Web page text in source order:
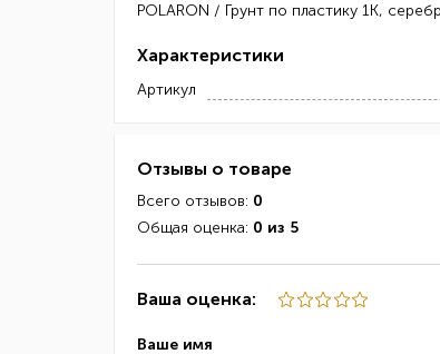
POLARON / Грунт по пластику 1К,
Характеристики
Артикул
Отзывы о товаре
Всего отзывов: 0
Общая оценка: 0 из 5
Ваша оценка:
Ваше имя